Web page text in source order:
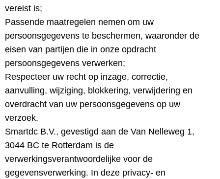
vereist is;
Passende maatregelen nemen om uw
persoonsgegevens te beschermen, waaronder de
eisen van partijen die in onze opdracht
persoonsgegevens verwerken;
Respecteer uw recht op inzage, correctie,
aanvulling, wijziging, blokkering, verwijdering en
overdracht van uw persoonsgegevens op uw
verzoek.
Smartdc B.V., gevestigd aan de Van Nelleweg 1,
3044 BC te Rotterdam is de
verwerkingsverantwoordelijke voor de
gegevensverwerking. In deze privacy- en